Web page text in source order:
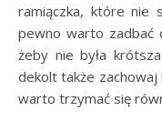
ramiączka, które nie
pewno warto zadbać
żeby nie była
dekolt także zachowaj
warto trzymać się